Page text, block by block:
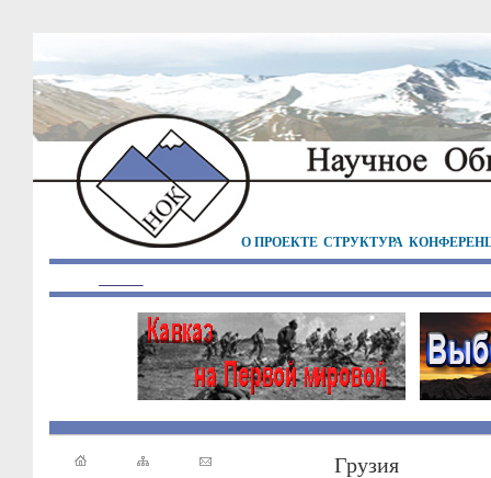
О ПРОЕКТЕ СТРУКТУРА
Грузия